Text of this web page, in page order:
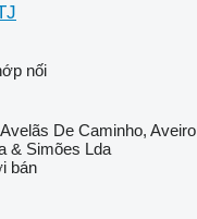
nối
De Caminho, Aveiro
& Simões Lda
bán